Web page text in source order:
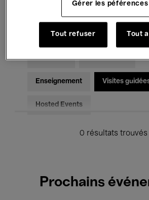
Musique électronique
Pour tous Kids’ Palace
Enseignement Visites
Hosted Events
0 résultats trouvés
Prochains
Gérer les péférences
Tout refuser Tout